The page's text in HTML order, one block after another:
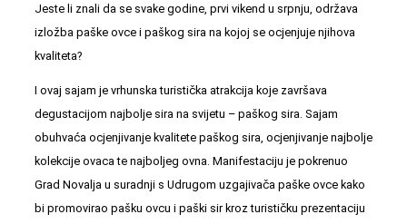
Jeste li znali da se svake godine, prvi vikend u srpnju, održava
izložba paške ovce i paškog sira na kojoj se ocjenjuje njihova
kvaliteta?
I ovaj sajam je vrhunska turistička atrakcija koje završava
degustacijom najbolje sira na svijetu – paškog sira. Sajam
obuhvaća ocjenjivanje kvalitete paškog sira, ocjenjivanje najbolje
kolekcije ovaca te najboljeg ovna. Manifestaciju je pokrenuo
Grad Novalja u suradnji s Udrugom uzgajivača paške ovce kako
bi promovirao pašku ovcu i paški sir kroz turističku prezentaciju